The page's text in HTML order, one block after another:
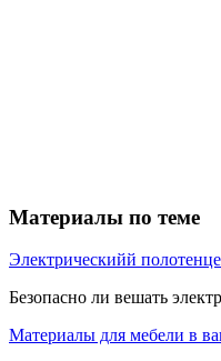
Материалы по теме
Электрическийй
Безопасно ли вешать
Материалы для мебели в